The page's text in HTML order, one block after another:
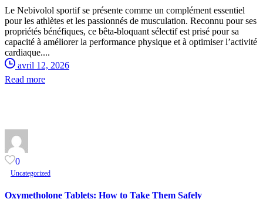
Le Nebivolol sportif se présente comme un complément essentiel
pour les athlètes et les passionnés de musculation. Reconnu pour ses
propriétés bénéfiques, ce bêta-bloquant sélectif est prisé pour sa
capacité à améliorer la performance physique et à optimiser l’activité
cardiaque....
avril 12, 2026
Read more
0
Uncategorized
Oxymetholone Tablets: How to Take Them Safely